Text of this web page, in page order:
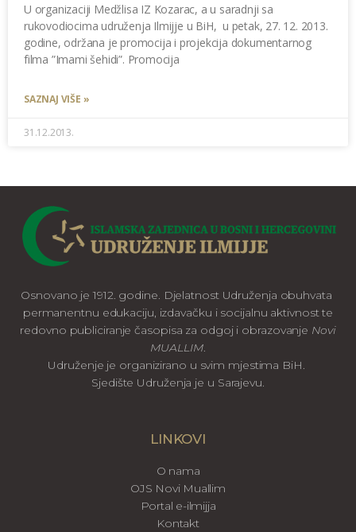
U organizaciji Medžlisa IZ Kozarac, a u saradnji sa
rukovodiocima udruženja Ilmijje u BiH, u petak, 27. 12. 2013.
godine, održana je promocija i projekcija dokumentarnog
filma ”Imami šehidi”. Promocija
SAZNAJ VIŠE »
31.12.2013.
Osnovano je 1912. godine. Djelatnost Udruženja obuhvata
permanentnu edukaciju, izdavačku i socijalnu aktivnost te
redovno publiciranje časopisa za odgoj i obrazovanje Novi
MUALLIM.
Udruženje je organizirano u svim mjestima BiH.
Sjedište Udruženja je u Sarajevu.
LINKOVI
O nama
OJS Novi Muallim
Portal e-ilmijja
Kontakt